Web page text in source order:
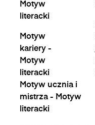
Motyw
literacki
Motyw
kariery -
Motyw
literacki
Motyw ucznia i
mistrza - Motyw
literacki